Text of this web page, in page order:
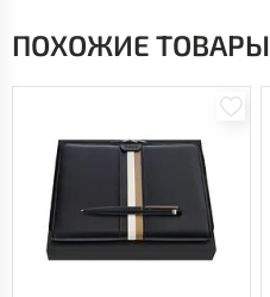
ПОХОЖИЕ ТОВАРЫ